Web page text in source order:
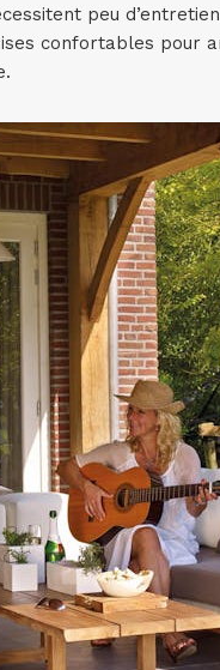
peu
confortables